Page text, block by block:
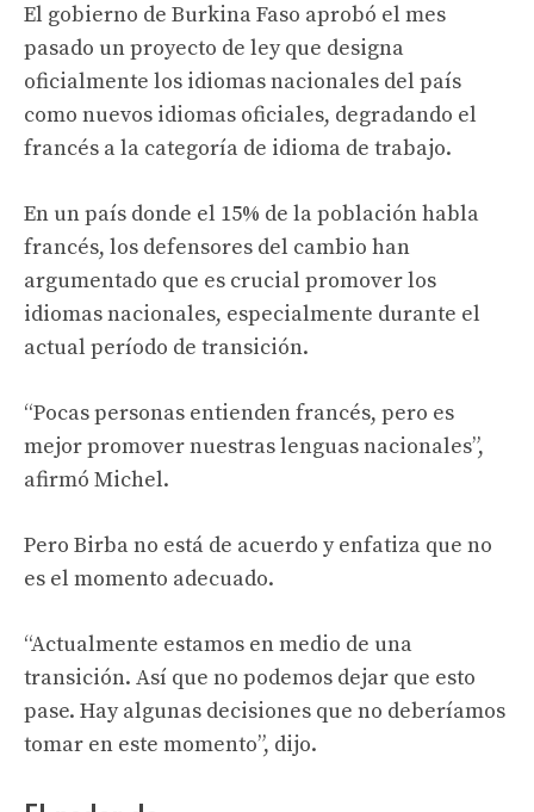
El gobierno de Burkina Faso aprobó el mes
pasado un proyecto de ley que designa
oficialmente los idiomas nacionales del país
como nuevos idiomas oficiales, degradando el
francés a la categoría de idioma de trabajo.
En un país donde el 15% de la población habla
francés, los defensores del cambio han
argumentado que es crucial promover los
idiomas nacionales, especialmente durante el
actual período de transición.
“Pocas personas entienden francés, pero es
mejor promover nuestras lenguas nacionales”,
afirmó Michel.
Pero Birba no está de acuerdo y enfatiza que no
es el momento adecuado.
“Actualmente estamos en medio de una
transición. Así que no podemos dejar que esto
pase. Hay algunas decisiones que no deberíamos
tomar en este momento”, dijo.